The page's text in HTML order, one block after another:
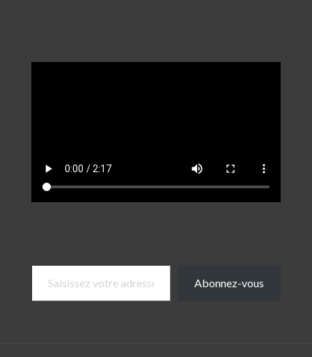
Saisissez votre adresse e-mail…
Abonnez-vous